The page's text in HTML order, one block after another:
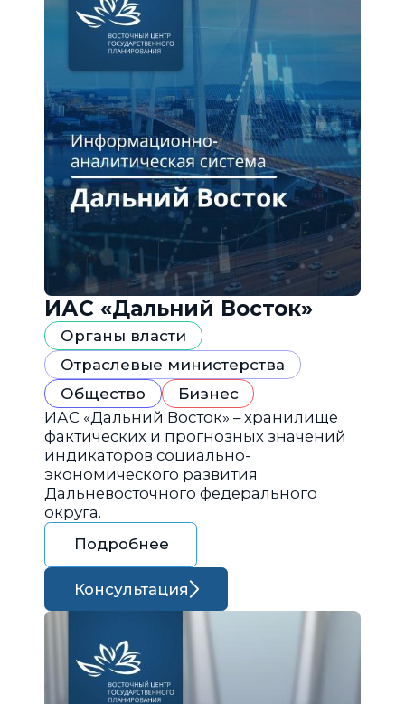
ИАС «Дальний Восток»
Органы власти
Отраслевые министерства
Общество
Бизнес
ИАС «Дальний Восток» – хранилище
фактических и прогнозных значений
индикаторов социально-
экономического развития
Дальневосточного федерального
округа.
Подробнее
Консультация